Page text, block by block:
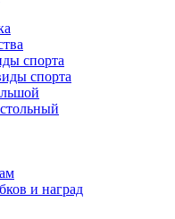
спорта
спорта
и наград